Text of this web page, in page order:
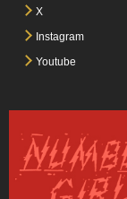
X
Instagram
Youtube